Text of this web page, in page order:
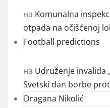
на Komunalna
otpada na očišćenoj
Football predictions
на Udruženje invalida
Svetski dan borbe
Dragana Nikolić